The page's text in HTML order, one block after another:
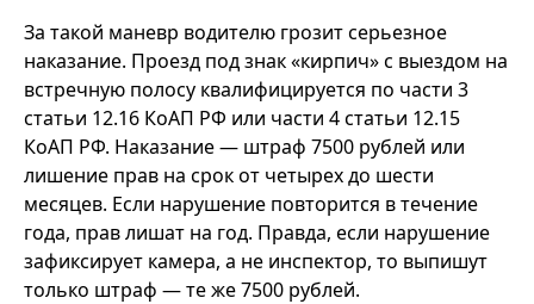
За такой маневр водителю грозит серьезное
наказание. Проезд под знак «кирпич» с выездом на
встречную полосу квалифицируется по части 3
статьи 12.16 КоАП РФ или части 4 статьи 12.15
КоАП РФ. Наказание — штраф 7500 рублей или
лишение прав на срок от четырех до шести
месяцев. Если нарушение повторится в течение
года, прав лишат на год. Правда, если нарушение
зафиксирует камера, а не инспектор, то выпишут
только штраф — те же 7500 рублей.